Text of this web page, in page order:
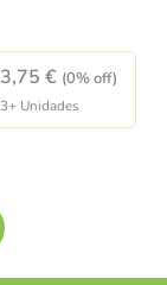
3,75 € (0% off)
3+ Unidades